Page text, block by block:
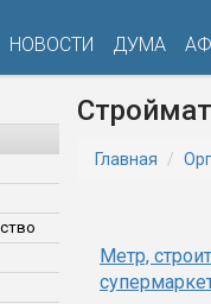
НОВОСТИ ДУМА
Главная
Метр,